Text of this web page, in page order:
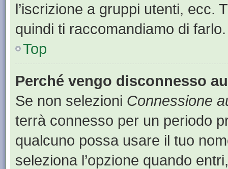
l’iscrizione a gruppi utenti, ecc.
quindi ti raccomandiamo di farlo.
Top
Perché vengo disconnesso
Se non selezioni Connessione
terrà connesso per un periodo
qualcuno possa usare il tuo
seleziona l’opzione quando